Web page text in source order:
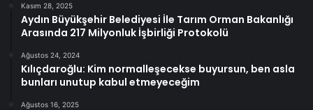
Kasım 28, 2025
Aydın Büyükşehir Belediyesi İle Tarım Orman Bakanlığı
Arasında 217 Milyonluk İşbirliği Protokolü
Ağustos 24, 2024
Kılıçdaroğlu: Kim normalleşecekse buyursun, ben asla
bunları unutup kabul etmeyeceğim
Ağustos 16, 2025